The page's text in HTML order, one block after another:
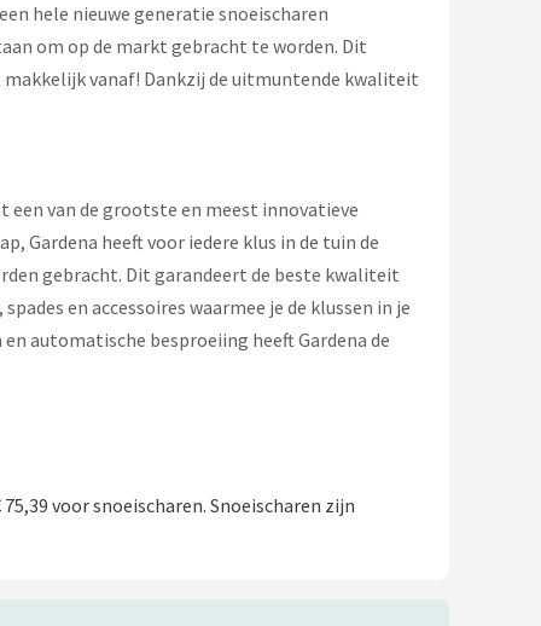
hele nieuwe generatie snoeischaren
om op de markt gebracht te worden. Dit
vanaf! Dankzij de uitmuntende kwaliteit
een van de grootste en meest innovatieve
Gardena heeft voor iedere klus in de tuin de
gebracht. Dit garandeert de beste kwaliteit
en accessoires waarmee je de klussen in je
automatische besproeiing heeft Gardena de
voor snoeischaren. Snoeischaren zijn